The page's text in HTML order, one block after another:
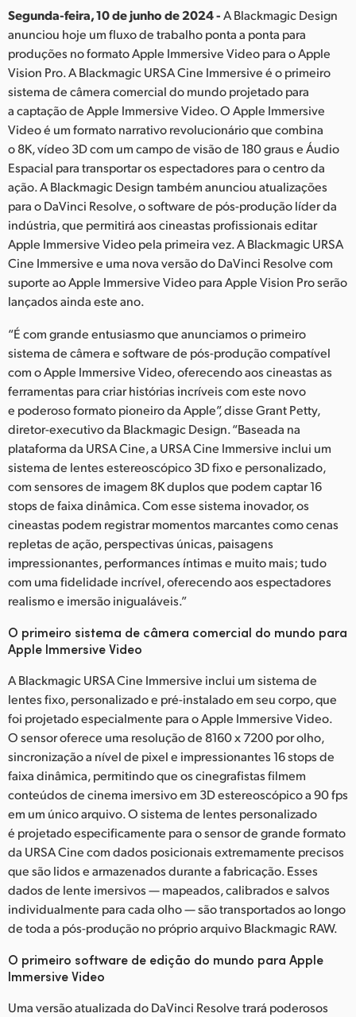
Korea
Mexico
Malaysia
Netherlands
New Zealand
Norway
Poland
Portugal
South Africa
Sweden
Chinese Taipei
Turkey
Ukraine
United Kingdom
Segunda-feira, 10 de junho de 2024 -A Blackmagic Design
anunciou hoje um fluxo de trabalho ponta a ponta para
produções no formato Apple Immersive Video para o Apple
Vision Pro. A Blackmagic URSA Cine Immersive é o primeiro
sistema de câmera comercial do mundo projetado para
a captação de Apple Immersive Video. O Apple Immersive
Video é um formato narrativo revolucionário que combina
o 8K, vídeo 3D com um campo de visão de 180 graus e Áudio
Espacial para transportar os espectadores para o centro da
ação. A Blackmagic Design também anunciou atualizações
para o DaVinci Resolve, o software de pós-produção líder da
indústria, que permitirá aos cineastas profissionais editar
Apple Immersive Video pela primeira vez. A Blackmagic URSA
Cine Immersive e uma nova versão do DaVinci Resolve com
suporte ao Apple Immersive Video para Apple Vision Pro serão
lançados ainda este ano.
“É com grande entusiasmo que anunciamos o primeiro
sistema de câmera e software de pós-produção compatível
com o Apple Immersive Video, oferecendo aos cineastas as
ferramentas para criar histórias incríveis com este novo
e poderoso formato pioneiro da Apple”, disse Grant Petty,
diretor-executivo da Blackmagic Design. “Baseada na
plataforma da URSA Cine, a URSA Cine Immersive inclui um
sistema de lentes estereoscópico 3D fixo e personalizado,
com sensores de imagem 8K duplos que podem captar 16
stops de faixa dinâmica. Com esse sistema inovador, os
cineastas podem registrar momentos marcantes como cenas
repletas de ação, perspectivas únicas, paisagens
impressionantes, performances íntimas e muito mais; tudo
com uma fidelidade incrível, oferecendo aos espectadores
realismo e imersão inigualáveis.”
O primeiro sistema de câmera comercial do mundo para
Apple Immersive Video
A Blackmagic URSA Cine Immersive inclui um sistema de
lentes fixo, personalizado e pré-instalado em seu corpo, que
foi projetado especialmente para o Apple Immersive Video.
O sensor oferece uma resolução de 8160 x 7200 por olho,
sincronização a nível de pixel e impressionantes 16 stops de
faixa dinâmica, permitindo que os cinegrafistas filmem
conteúdos de cinema imersivo em 3D estereoscópico a 90 fps
em um único arquivo. O sistema de lentes personalizado
é projetado especificamente para o sensor de grande formato
da URSA Cine com dados posicionais extremamente precisos
que são lidos e armazenados durante a fabricação. Esses
dados de lente imersivos — mapeados, calibrados e salvos
individualmente para cada olho — são transportados ao longo
de toda a pós-produção no próprio arquivo Blackmagic RAW.
O primeiro software de edição do mundo para Apple
Immersive Video
Uma versão atualizada do DaVinci Resolve trará poderosos